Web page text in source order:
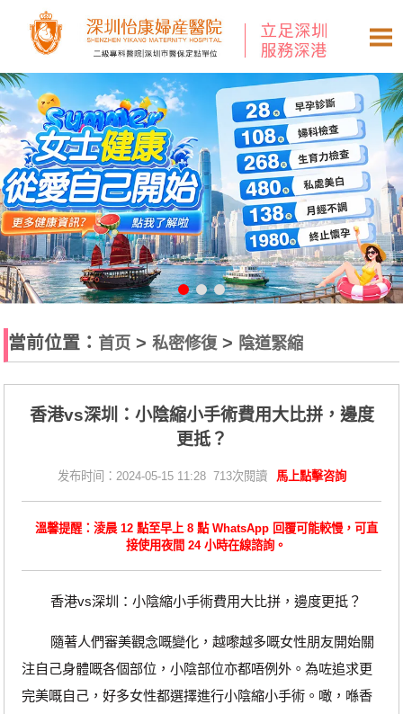
當前位置： 首页 >私密修復 > 陰道緊縮
​香港vs深圳：小陰縮小手術費用大比拼，邊度
更抵？
发布时间：2024-05-15 11:28 713次閱讀 馬上點擊咨詢
溫馨提醒：淩晨 12 點至早上 8 點 WhatsApp 回覆可能較慢，可直
接使用夜間 24 小時在線諮詢。
香港vs深圳：小陰縮小手術費用大比拼，邊度更抵？
隨著人們審美觀念嘅變化，越嚟越多嘅女性朋友開始關
注自己身體嘅各個部位，小陰部位亦都唔例外。為咗追求更
完美嘅自己，好多女性都選擇進行小陰縮小手術。噉，喺香